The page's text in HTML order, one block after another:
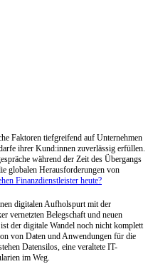
Faktoren tiefgreifend auf Unternehmen
ihrer Kund:innen zuverlässig erfüllen.
während der Zeit des Übergangs
globalen Herausforderungen von
Finanzdienstleister heute?
digitalen Aufholspurt mit der
vernetzten Belegschaft und neuen
der digitale Wandel noch nicht komplett
von Daten und Anwendungen für die
Datensilos, eine veraltete IT-
im Weg.